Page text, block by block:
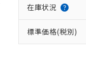
在庫状況
標準価格(税別)